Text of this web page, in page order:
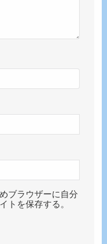
ブラウザーに自分
トを保存する。